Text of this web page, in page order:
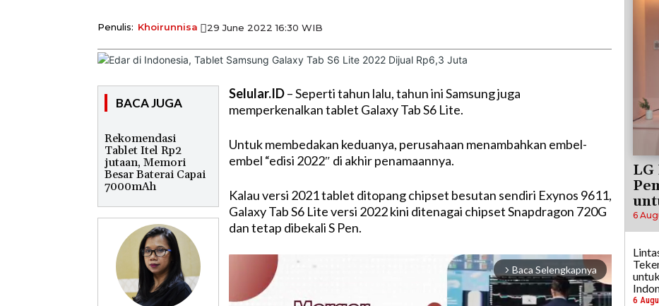
Penulis: Khoirunnisa 29 June 2022 16:30 WIB
BACA JUGA
Rekomendasi
Tablet Itel Rp2
jutaan, Memori
Besar Baterai Capai
7000mAh
Selular.ID– Seperti tahun lalu, tahun ini Samsung juga
memperkenalkan tablet Galaxy Tab S6 Lite.
Untuk membedakan keduanya, perusahaan menambahkan embel-
embel “edisi 2022″ di akhir penamaannya.
Kalau versi 2021 tablet ditopang chipset besutan sendiri Exynos 9611,
Galaxy Tab S6 Lite versi 2022 kini ditenagai chipset Snapdragon 720G
dan tetap dibekali S Pen.
arrow_forward_ios Baca Selengkapnya
LG
6
6